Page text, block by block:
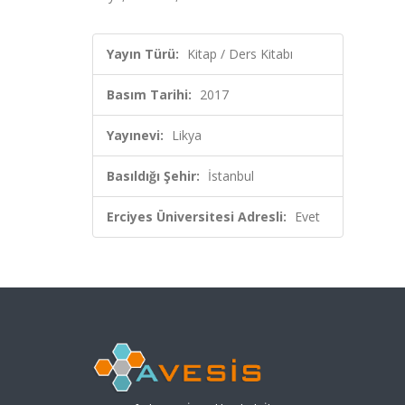
Yayın Türü: Kitap / Ders Kitabı
Basım Tarihi: 2017
Yayınevi: Likya
Basıldığı Şehir: İstanbul
Erciyes Üniversitesi Adresli: Evet